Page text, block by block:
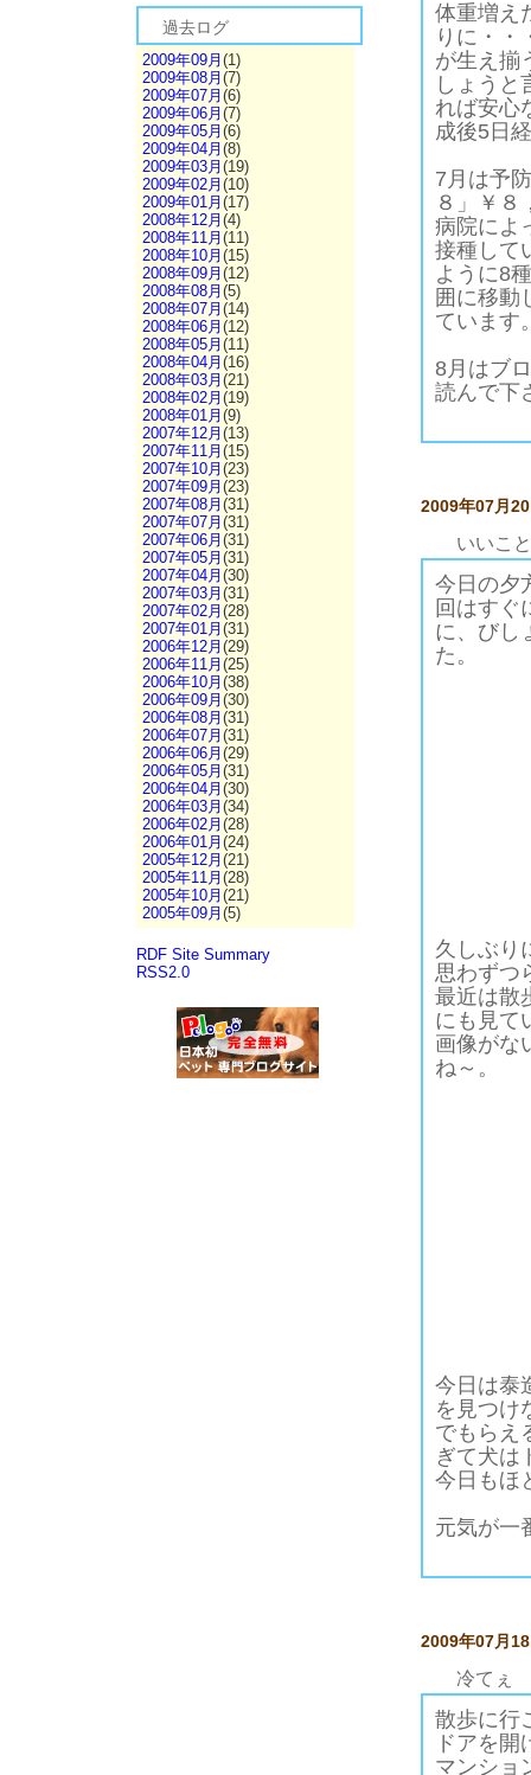
過去ログ
2009年09月 (1)
2009年08月 (7)
2009年07月 (6)
2009年06月 (7)
2009年05月 (6)
2009年04月 (8)
2009年03月 (19)
2009年02月 (10)
2009年01月 (17)
2008年12月 (4)
2008年11月 (11)
2008年10月 (15)
2008年09月 (12)
2008年08月 (5)
2008年07月 (14)
2008年06月 (12)
2008年05月 (11)
2008年04月 (16)
2008年03月 (21)
2008年02月 (19)
2008年01月 (9)
2007年12月 (13)
2007年11月 (15)
2007年10月 (23)
2007年09月 (23)
2007年08月 (31)
2007年07月 (31)
2007年06月 (31)
2007年05月 (31)
2007年04月 (30)
2007年03月 (31)
2007年02月 (28)
2007年01月 (31)
2006年12月 (29)
2006年11月 (25)
2006年10月 (38)
2006年09月 (30)
2006年08月 (31)
2006年07月 (31)
2006年06月 (29)
2006年05月 (31)
2006年04月 (30)
2006年03月 (34)
2006年02月 (28)
2006年01月 (24)
2005年12月 (21)
2005年11月 (28)
2005年10月 (21)
2005年09月 (5)
RDF Site Summary
RSS2.0
体重増え
りに・・
が生え揃
しょうと
れば安心
成後5日
7月は予
８」￥８
病院によ
接種して
ように8
囲に移動
ています
8月はブ
読んで下
2009年07月
いいこ
今日の夕
回はすぐ
に、びし
た。
久しぶり
思わずつ
最近は散
にも見て
画像がな
ね～。
今日は泰
を見つけ
でもらえ
ぎて犬は
今日もほ
元気が一
2009年07月
冷てぇ
散歩に行
ドアを
マンショ